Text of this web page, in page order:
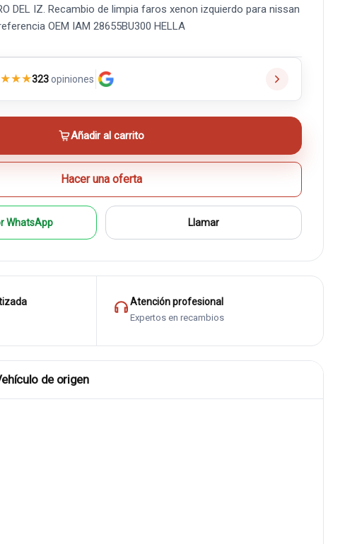
DEL IZ. Recambio de limpia faros xenon izquierdo para nissan
OEM IAM 28655BU300 HELLA
★★★323opiniones
Añadir al carrito
Hacer una oferta
WhatsApp Llamar
Atención profesional
Expertos en recambios
de origen